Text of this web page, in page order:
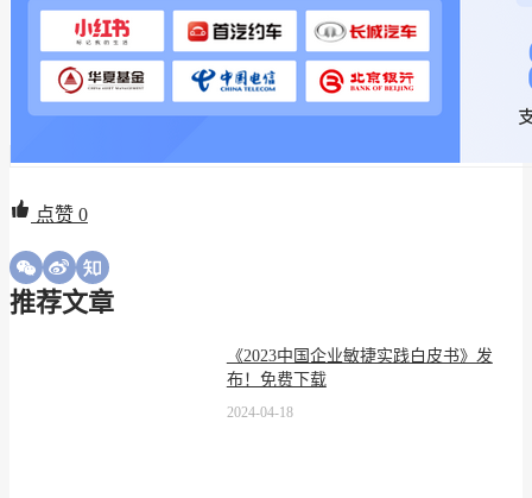
点赞 0
推荐文章
《2023中国企业敏捷实践白皮书》发
布！免费下载
2024-04-18